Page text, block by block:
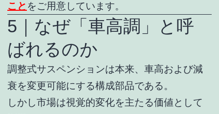
こと をご用意しています。
5｜なぜ「車高調」と呼
ばれるのか
調整式サスペンションは本来、車高および減
衰を変更可能にする構成部品である。
しかし市場は視覚的変化を主たる価値として